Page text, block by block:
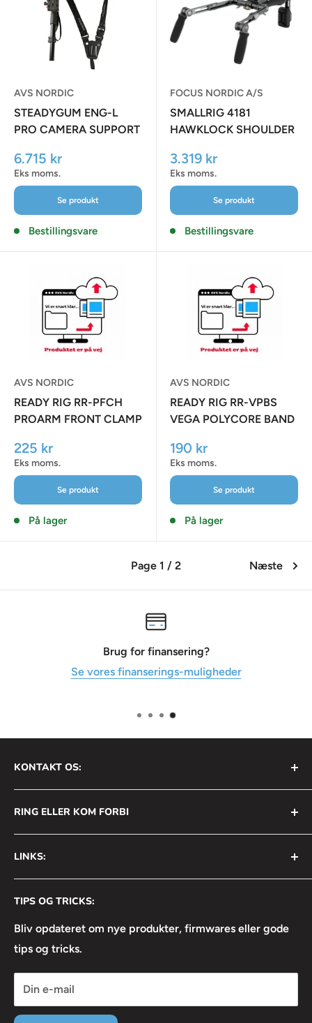
AVS NORDIC
STEADYGUM ENG-L
PRO CAMERA SUPPORT
Udsalgspris
6.715 kr
Eks moms.
Se produkt
Bestillingsvare
FOCUS NORDIC A/S
SMALLRIG 4181
HAWKLOCK SHOULDER
Udsalgspris
3.319 kr
Eks moms.
Se produkt
Bestillingsvare
AVS NORDIC
READY RIG RR-PFCH
PROARM FRONT CLAMP
Udsalgspris
225 kr
Eks moms.
Se produkt
På lager
AVS NORDIC
READY RIG RR-VPBS
VEGA POLYCORE BAND
KIT
Udsalgspris
190 kr
Eks moms.
Se produkt
På lager
Page 1 / 2 Næste
Brug for finansering?
Se vores finanserings-muligheder
KONTAKT OS:
Bådehavnsgade 2B
2450 København SV
Info@avsnordic.com
RING ELLER KOM FORBI
08:30 - 16:30
LINKS:
⦿ Handelsbetingelser
⦿ Returneringsformular
⦿ Lejebetingelser
⦿ Linkedin
⦿ Facebook
⦿ Instagram
⦿ Servicevilkår
TIPS OG TRICKS:
Bliv opdateret om nye produkter, firmwares eller gode
tips og tricks.
Din e-mail